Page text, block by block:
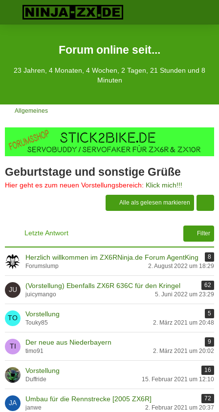
Forum online seit...
23 Jahren, 4 Monaten, 4 Wochen, 2 Tagen, 21 Stunden und 8
Minuten
Allgemeines
Geburtstage und sonstige Grüße
Hier geht es zum neuen Vorstellungsbereich: Klick mich!!!
Alle als gelesen markieren
Letzte Antwort Filter
Herzlich willkommen im ZX6RNinja.de Forum AgentKing
8
Forumslump
2. August 2022 um 18:29
(Vorstellung) Ebenfalls ZX6R 636C für den Kringel
62
juicymango
5. Juni 2022 um 23:29
Vorstellung
5
Touky85
2. März 2021 um 20:48
Der neue aus Niederbayern
9
timo91
2. März 2021 um 20:02
Vorstellung
16
Duffride
15. Februar 2021 um 12:10
Umbau für die Rennstrecke [2005 ZX6R]
72
janwe
2. Februar 2021 um 20:37